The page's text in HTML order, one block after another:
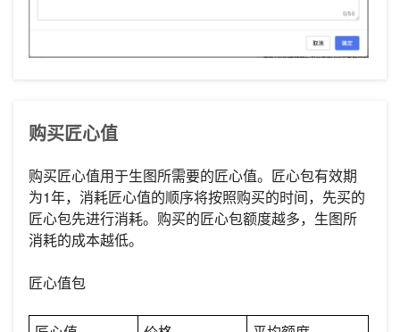
购买匠心值
购买匠心值用于生图所需要的匠心值。匠心包有效期
为1年，消耗匠心值的顺序将按照购买的时间，先买的
匠心包先进行消耗。购买的匠心包额度越多，生图所
消耗的成本越低。
匠心值包